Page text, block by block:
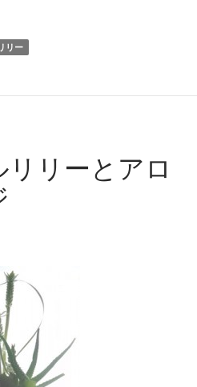
リー
リーとアロ